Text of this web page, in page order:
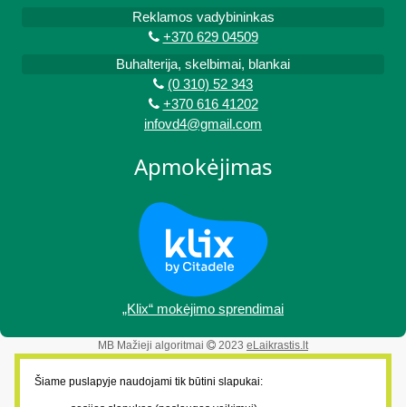
Reklamos vadybininkas
+370 629 04509
Buhalterija, skelbimai, blankai
(0 310) 52 343
+370 616 41202
infovd4@gmail.com
Apmokėjimas
„Klix“ mokėjimo sprendimai
MB Mažieji algoritmai 2023 eLaikrastis.lt
Šiame puslapyje naudojami tik būtini slapukai: